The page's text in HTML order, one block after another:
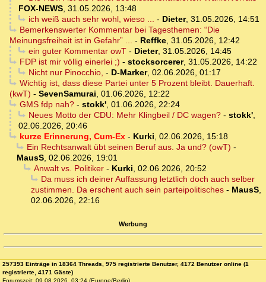
FOX-NEWS, 31.05.2026, 13:48
ich weiß auch sehr wohl, wieso ... - Dieter, 31.05.2026, 14:51
Bemerkenswerter Kommentar bei Tagesthemen: “Die
Meinungsfreiheit ist in Gefahr” ... - Reffke, 31.05.2026, 12:42
ein guter Kommentar owT- Dieter, 31.05.2026, 14:45
FDP ist mir völlig einerlei ;) - stocksorcerer, 31.05.2026, 14:22
Nicht nur Pinocchio, - D-Marker, 02.06.2026, 01:17
Wichtig ist, dass diese Partei unter 5 Prozent bleibt. Dauerhaft.
(kwT) - SevenSamurai, 01.06.2026, 12:22
GMS fdp nah?- stokk', 01.06.2026, 22:24
Neues Motto der CDU: Mehr Klingbeil / DC wagen?- stokk',
02.06.2026, 20:46
kurze Erinnerung, Cum-Ex- Kurki, 02.06.2026, 15:18
Ein Rechtsanwalt übt seinen Beruf aus. Ja und? (owT) -
MausS, 02.06.2026, 19:01
Anwalt vs. Politiker- Kurki, 02.06.2026, 20:52
Da muss ich deiner Auffassung letztlich doch auch selber
zustimmen. Da erschent auch sein parteipolitisches - MausS,
02.06.2026, 22:16
Werbung
257393 Einträge in 18364 Threads, 975 registrierte Benutzer, 4172 Benutzer online (1
registrierte, 4171 Gäste)
Forumszeit: 09.08.2026, 03:24 (Europe/Berlin)